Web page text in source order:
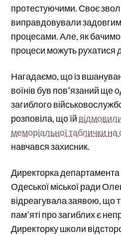
протестуючими. Своє
виправдовували
процесами. Але, як
процеси можуть рухатися
Нагадаємо, що із
воїнів був пов’язаний ще
загиблого
розповіла, що їй
меморіальної таблички на
навчався захисник.
Директорка департамента
Одеської міської ради
відреагувала заявою, що
пам’яті про загиблих є
Директорку школи